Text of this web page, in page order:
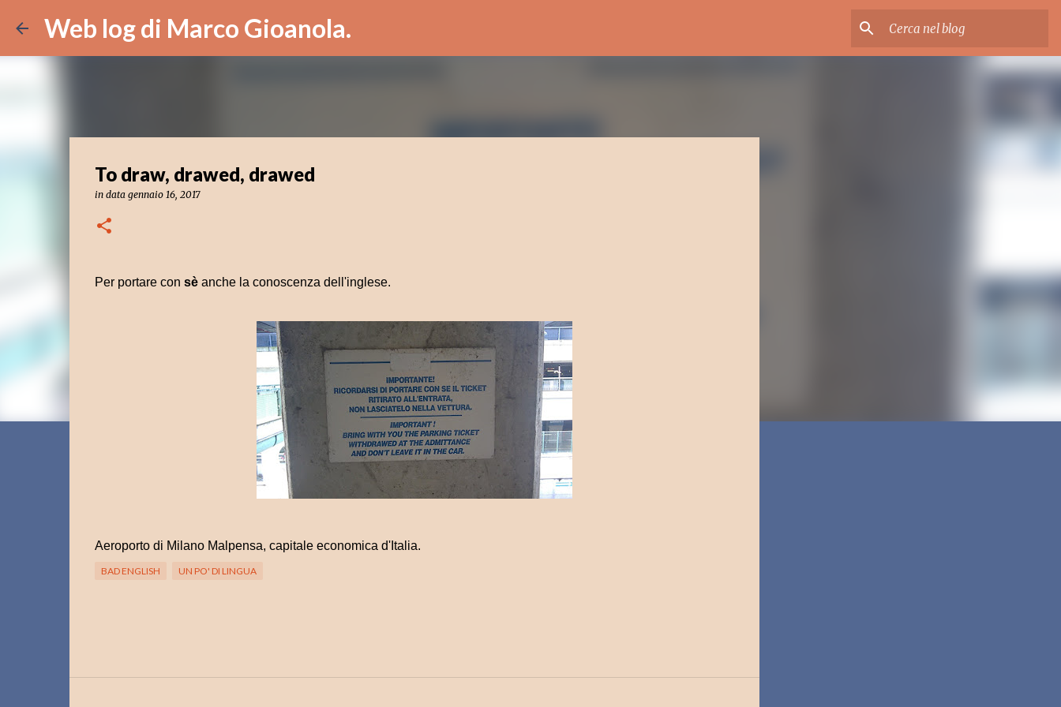
Web log di Marco Gioanola.
To draw, drawed, drawed
in data gennaio 16, 2017
Per portare con sèanche la conoscenza dell'inglese.
Aeroporto di Milano Malpensa, capitale economica d'Italia.
BAD ENGLISH UN PO' DI LINGUA